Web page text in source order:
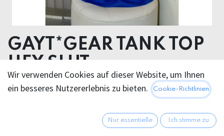
GAYT*GEAR TANK TOP
HEY SLUT
COTTON
Wir verwenden Cookies auf dieser Website, um Ihnen
ein besseres Nutzererlebnis zu bieten.
Cookie-Richtlinien
Nur essentielle Ich stimme zu